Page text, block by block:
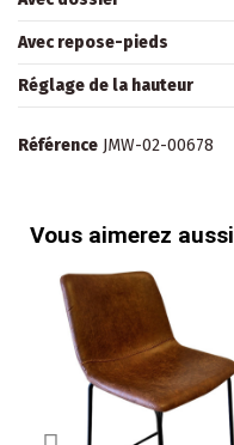
Avec repose-pieds
Réglage de la hauteur
Référence JMW-02-00678
Vous aimerez aussi